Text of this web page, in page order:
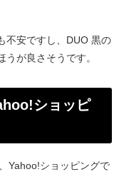
不安ですし、DUO 黒の
が良さそうです。
ショッピ
Yahoo!ショッピングで